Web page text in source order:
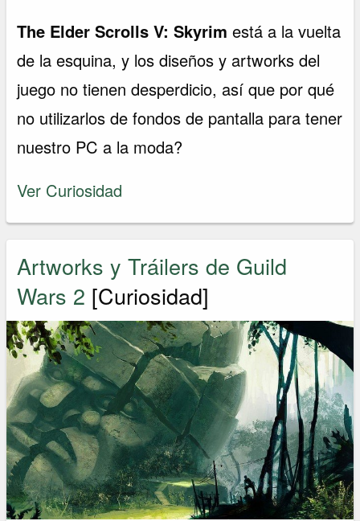
The Elder Scrolls V: Skyrim está a la vuelta
de la esquina, y los diseños y artworks del
juego no tienen desperdicio, así que por qué
no utilizarlos de fondos de pantalla para tener
nuestro PC a la moda?
Ver Curiosidad
Artworks y Tráilers de Guild
Wars 2 [Curiosidad]